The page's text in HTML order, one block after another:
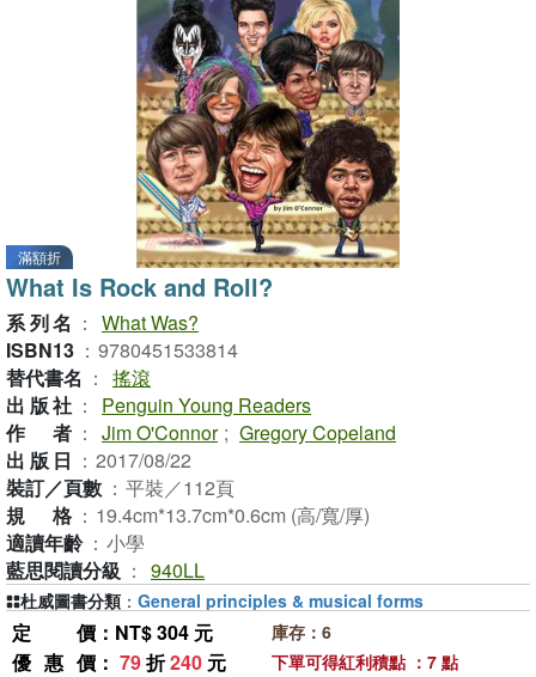
滿額折
What Is Rock and Roll?
系列名 ： What Was?
ISBN13 ： 9780451533814
替代書名 ： 搖滾
出版社 ：
Penguin Young Readers
作者 ： Jim O'Connor ; Gregory Copeland
出版日 ： 2017/08/22
裝訂／頁數 ： 平裝／112頁
規格 ： 19.4cm*13.7cm*0.6cm (高/寬/厚)
適讀年齡 ： 小學
藍思閱讀分級 ： 940LL
定價 ：NT$ 304 元
優惠價 ： 79折240 元
庫存：6
下單可得紅利積點 ：7 點
杜威圖書分類 ： General principles & musical forms